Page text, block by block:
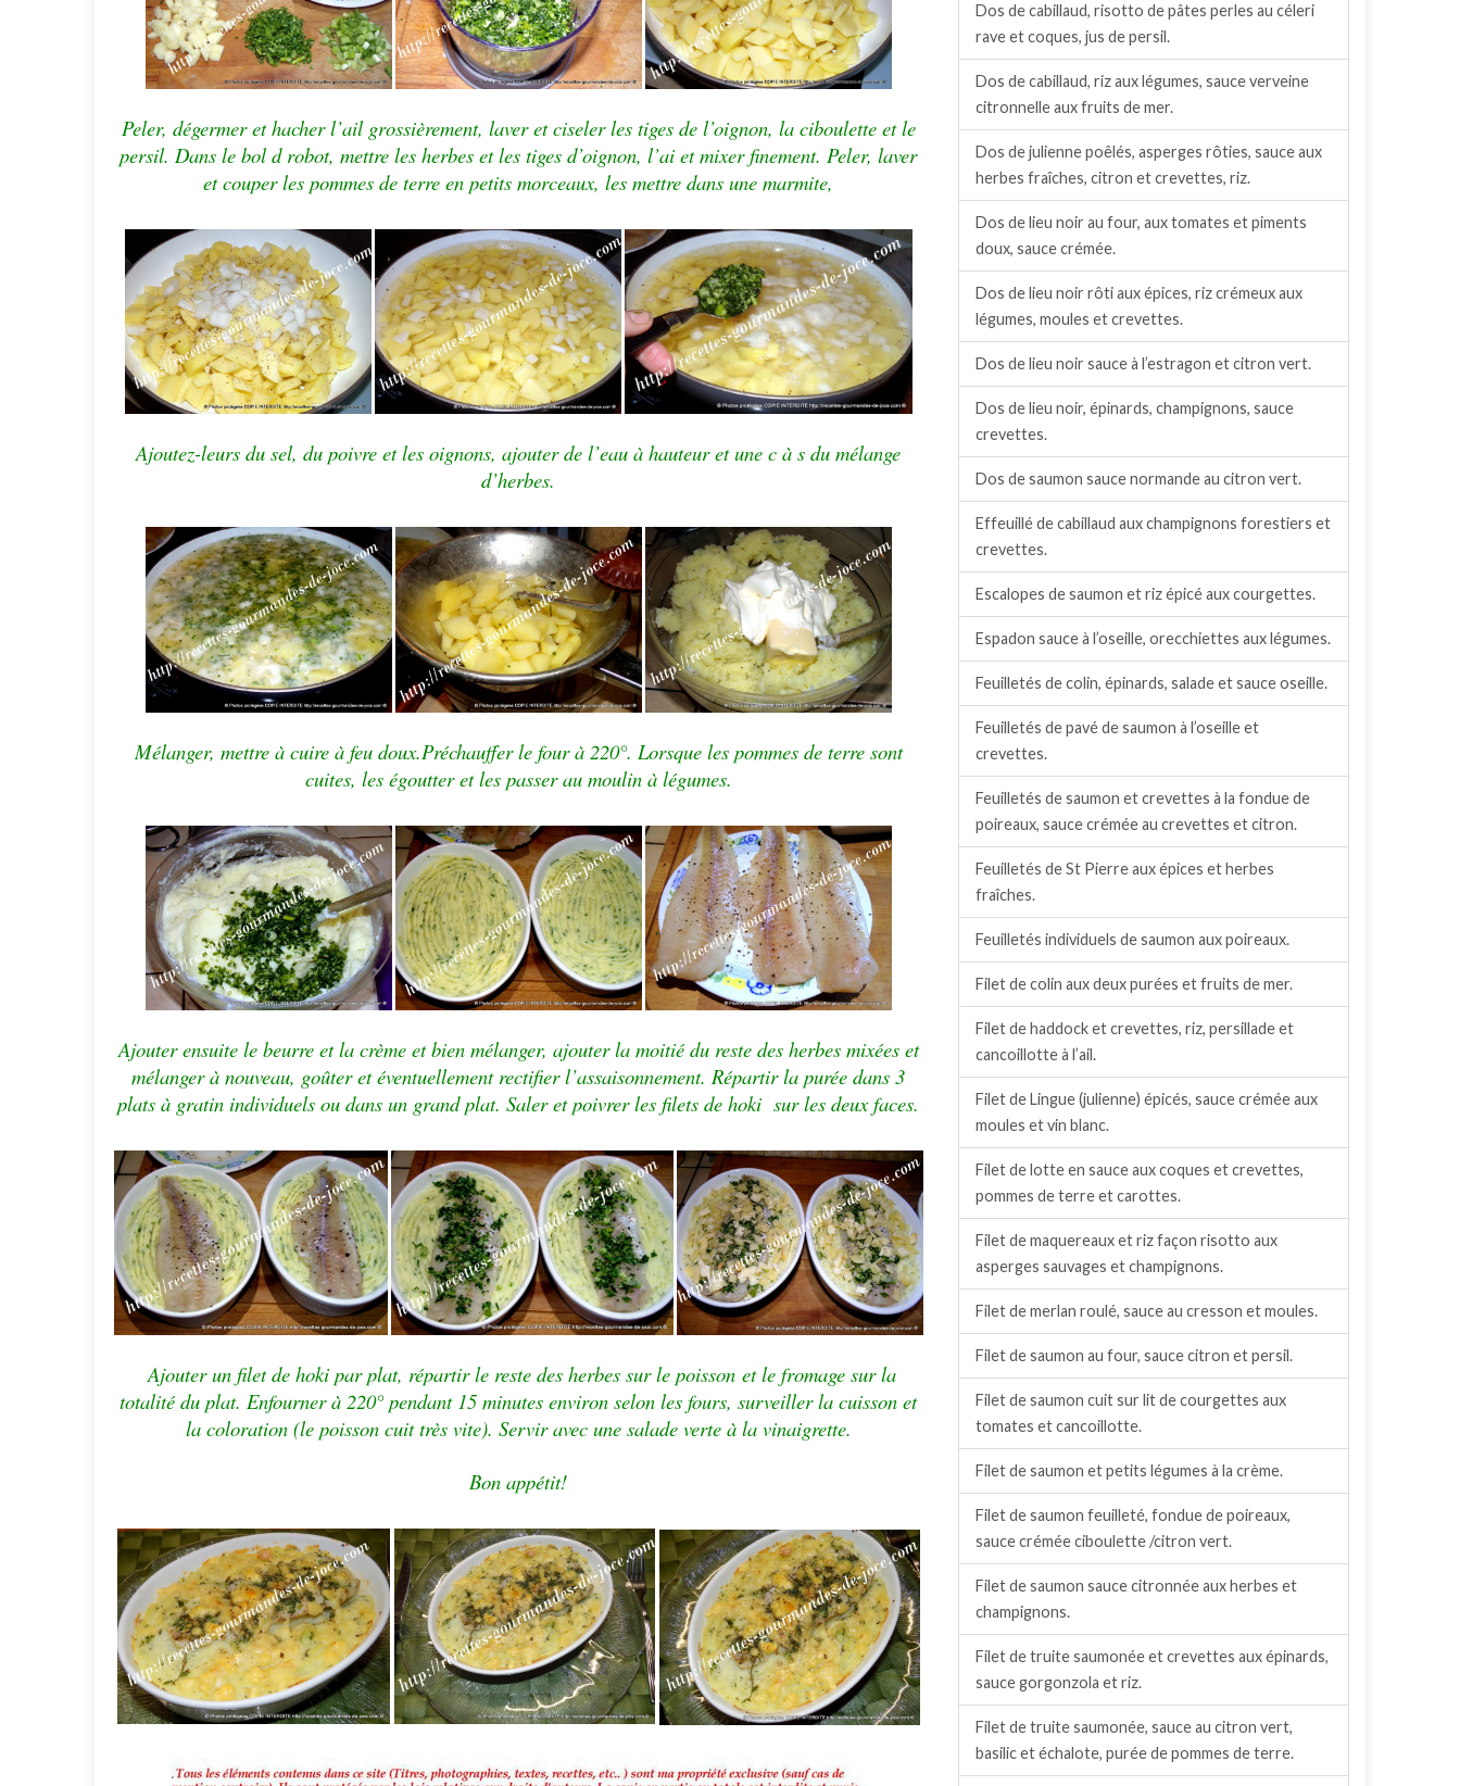
Peler, dégermer et hacher l’ail grossièrement, laver et ciseler les tiges de l’oignon, la ciboulette et le
persil. Dans le bol d robot, mettre les herbes et les tiges d’oignon, l’ai et mixer finement. Peler, laver
et couper les pommes de terre en petits morceaux, les mettre dans une marmite,
Ajoutez-leurs du sel, du poivre et les oignons, ajouter de l’eau à hauteur et une c à s du mélange
d’herbes.
Mélanger, mettre à cuire à feu doux.Préchauffer le four à 220°. Lorsque les pommes de terre sont
cuites, les égoutter et les passer au moulin à légumes.
Ajouter ensuite le beurre et la crème et bien mélanger, ajouter la moitié du reste des herbes mixées et
mélanger à nouveau, goûter et éventuellement rectifier l’assaisonnement. Répartir la purée dans 3
plats à gratin individuels ou dans un grand plat. Saler et poivrer les filets de hoki sur les deux faces.
Ajouter un filet de hoki par plat, répartir le reste des herbes sur le poisson et le fromage sur la
totalité du plat. Enfourner à 220° pendant 15 minutes environ selon les fours, surveiller la cuisson et
la coloration (le poisson cuit très vite). Servir avec une salade verte à la vinaigrette.
Bon appétit!
Dos de cabillaud, risotto de pâtes perles au céleri
rave et coques, jus de persil.
Dos de cabillaud, riz aux légumes, sauce verveine
citronnelle aux fruits de mer.
Dos de julienne poêlés, asperges rôties, sauce aux
herbes fraîches, citron et crevettes, riz.
Dos de lieu noir au four, aux tomates et piments
doux, sauce crémée.
Dos de lieu noir rôti aux épices, riz crémeux aux
légumes, moules et crevettes.
Dos de lieu noir sauce à l’estragon et citron vert.
Dos de lieu noir, épinards, champignons, sauce
crevettes.
Dos de saumon sauce normande au citron vert.
Effeuillé de cabillaud aux champignons forestiers et
crevettes.
Escalopes de saumon et riz épicé aux courgettes.
Espadon sauce à l’oseille, orecchiettes aux légumes.
Feuilletés de colin, épinards, salade et sauce oseille.
Feuilletés de pavé de saumon à l’oseille et
crevettes.
Feuilletés de saumon et crevettes à la fondue de
poireaux, sauce crémée au crevettes et citron.
Feuilletés de St Pierre aux épices et herbes
fraîches.
Feuilletés individuels de saumon aux poireaux.
Filet de colin aux deux purées et fruits de mer.
Filet de haddock et crevettes, riz, persillade et
cancoillotte à l’ail.
Filet de Lingue (julienne) épicés, sauce crémée aux
moules et vin blanc.
Filet de lotte en sauce aux coques et crevettes,
pommes de terre et carottes.
Filet de maquereaux et riz façon risotto aux
asperges sauvages et champignons.
Filet de merlan roulé, sauce au cresson et moules.
Filet de saumon au four, sauce citron et persil.
Filet de saumon cuit sur lit de courgettes aux
tomates et cancoillotte.
Filet de saumon et petits légumes à la crème.
Filet de saumon feuilleté, fondue de poireaux,
sauce crémée ciboulette /citron vert.
Filet de saumon sauce citronnée aux herbes et
champignons.
Filet de truite saumonée et crevettes aux épinards,
sauce gorgonzola et riz.
Filet de truite saumonée, sauce au citron vert,
basilic et échalote, purée de pommes de terre.